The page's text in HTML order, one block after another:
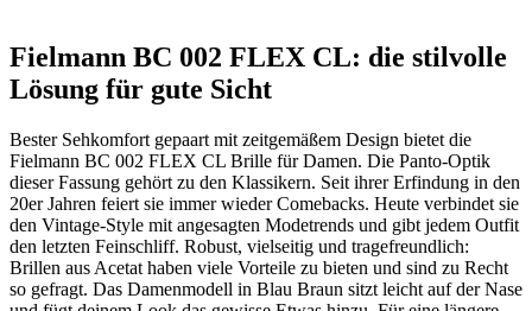
Fielmann BC 002 FLEX CL: die stilvolle
Lösung für gute Sicht
Bester Sehkomfort gepaart mit zeitgemäßem Design bietet die
Fielmann BC 002 FLEX CL Brille für Damen. Die Panto-Optik
dieser Fassung gehört zu den Klassikern. Seit ihrer Erfindung in den
20er Jahren feiert sie immer wieder Comebacks. Heute verbindet sie
den Vintage-Style mit angesagten Modetrends und gibt jedem Outfit
den letzten Feinschliff. Robust, vielseitig und tragefreundlich:
Brillen aus Acetat haben viele Vorteile zu bieten und sind zu Recht
so gefragt. Das Damenmodell in Blau Braun sitzt leicht auf der Nase